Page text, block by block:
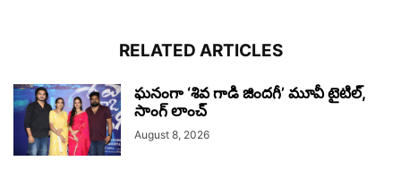
RELATED ARTICLES
ఘనంగా ‘శివ గాడి జింద‌గీ’ మూవీ టైటిల్,
సాంగ్ లాంచ్
August 8, 2026